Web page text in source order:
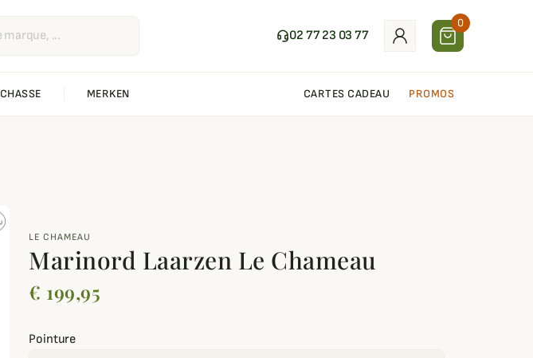
02 77 23 03 77
0
CHASSE MERKEN CARTES CADEAU PROMOS
LE CHAMEAU
Marinord Laarzen Le Chameau
€ 199,95
Pointure